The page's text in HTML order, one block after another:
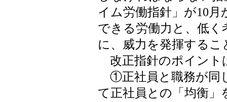
イム労働指針」が10
できる労働力と、低
に、威力を発揮する
改正指針のポイント
①正社員と職務が同
て正社員との「均衡」